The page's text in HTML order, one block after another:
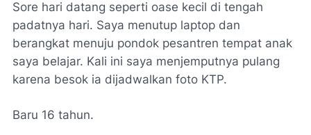
Sore hari datang seperti oase kecil di tengah
padatnya hari. Saya menutup laptop dan
berangkat menuju pondok pesantren tempat anak
saya belajar. Kali ini saya menjemputnya pulang
karena besok ia dijadwalkan foto KTP.
Baru 16 tahun.